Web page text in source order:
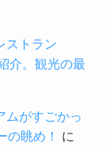
ストラン
介。観光の最
ムがすごかっ
の眺め！
に